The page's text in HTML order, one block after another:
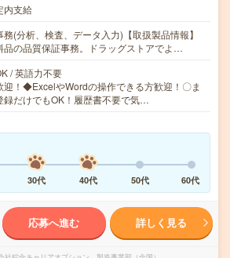
内支給
(分析、検査、データ入力)【取扱製品情報】
品の品質保証事務。ドラッグストアでよ…
/ 英語力不要
！◆ExcelやWordの操作できる方歓迎！〇ま
録だけでもOK！履歴書不要で気…
30代 40代 50代 60代
応募へ進む 詳しく見る